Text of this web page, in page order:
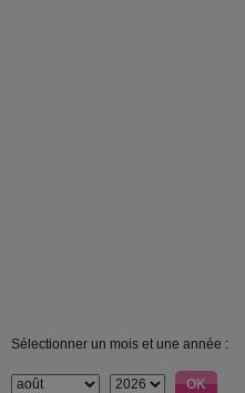
Sélectionner un mois et une année :